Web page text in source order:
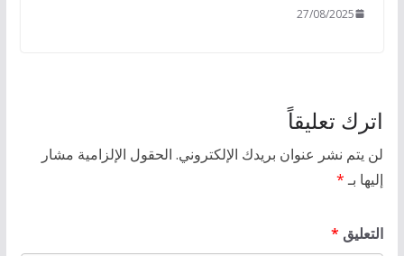
27/08/2025
اترك تعليقاً
لن يتم نشر عنوان بريدك الإلكتروني. الحقول الإلزامية مشار
إليها بـ*
التعليق *